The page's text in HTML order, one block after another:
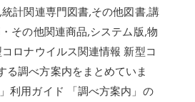
計関連専門図書,その他図書,講
その他関連商品,システム版,物
ロナウイルス関連情報 新型コ
る調べ方案内をまとめていま
利用ガイド 「調べ方案内」の